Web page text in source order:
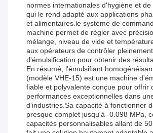
normes internationales d'hygiène et
qui le rend adapté aux applications
et alimentaires.le système de
machine permet de régler avec
mélange, niveau de vide et
aux opérateurs de contrôler
d'émulsification pour obtenir des
En résumé, l'émulsifiant
(modèle VHE-15) est une machine
fiable et polyvalente conçue pour offrir
performances exceptionnelles dans
d'industries.Sa capacité à fonctionner
presque complet jusqu'à -0.098 MPa,
capacités personnalisables allant de